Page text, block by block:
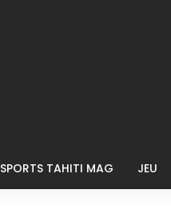
SPORTS TAHITI MAG JEU